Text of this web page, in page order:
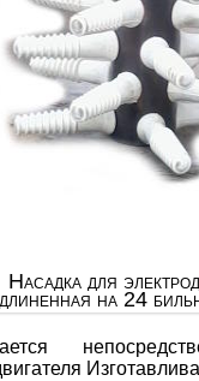
Насадка для
на 24